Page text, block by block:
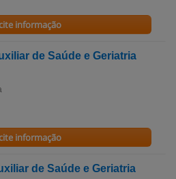
informação
de Saúde e Geriatria
informação
de Saúde e Geriatria